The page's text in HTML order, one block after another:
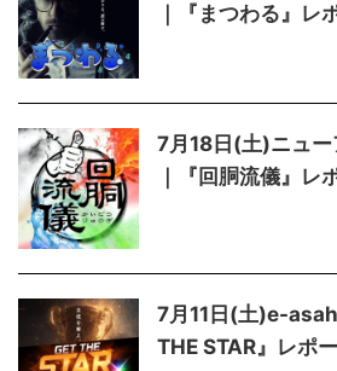
｜『まつわる』レ
7月18日(土)ニュ
｜『回胴流儀』レ
7月11日(土)e-
THE STAR』レポー